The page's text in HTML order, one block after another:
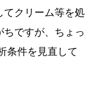
てクリーム等を処
ですが、ちょっ
条件を見直して